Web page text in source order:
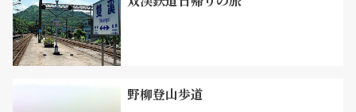
野柳登山歩道